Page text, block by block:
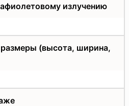
излучению
(высота, ширина,